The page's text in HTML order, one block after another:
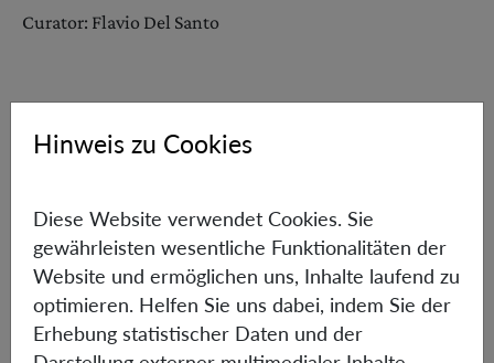
Curator: Flavio Del Santo
MO
18.05.
Why women scientists thrived at
Hinweis zu Cookies
Diese Website verwendet Cookies. Sie
gewährleisten wesentliche Funktionalitäten der
Website und ermöglichen uns, Inhalte laufend zu
optimieren. Helfen Sie uns dabei, indem Sie der
Erhebung statistischer Daten und der